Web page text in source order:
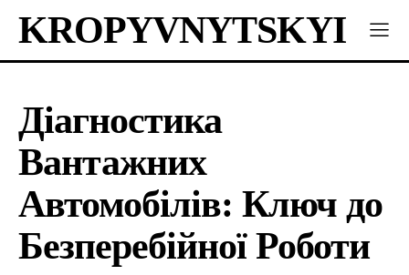
KROPYVNYTSKYI
Діагностика
Вантажних
Автомобілів: Ключ до
Безперебійної Роботи